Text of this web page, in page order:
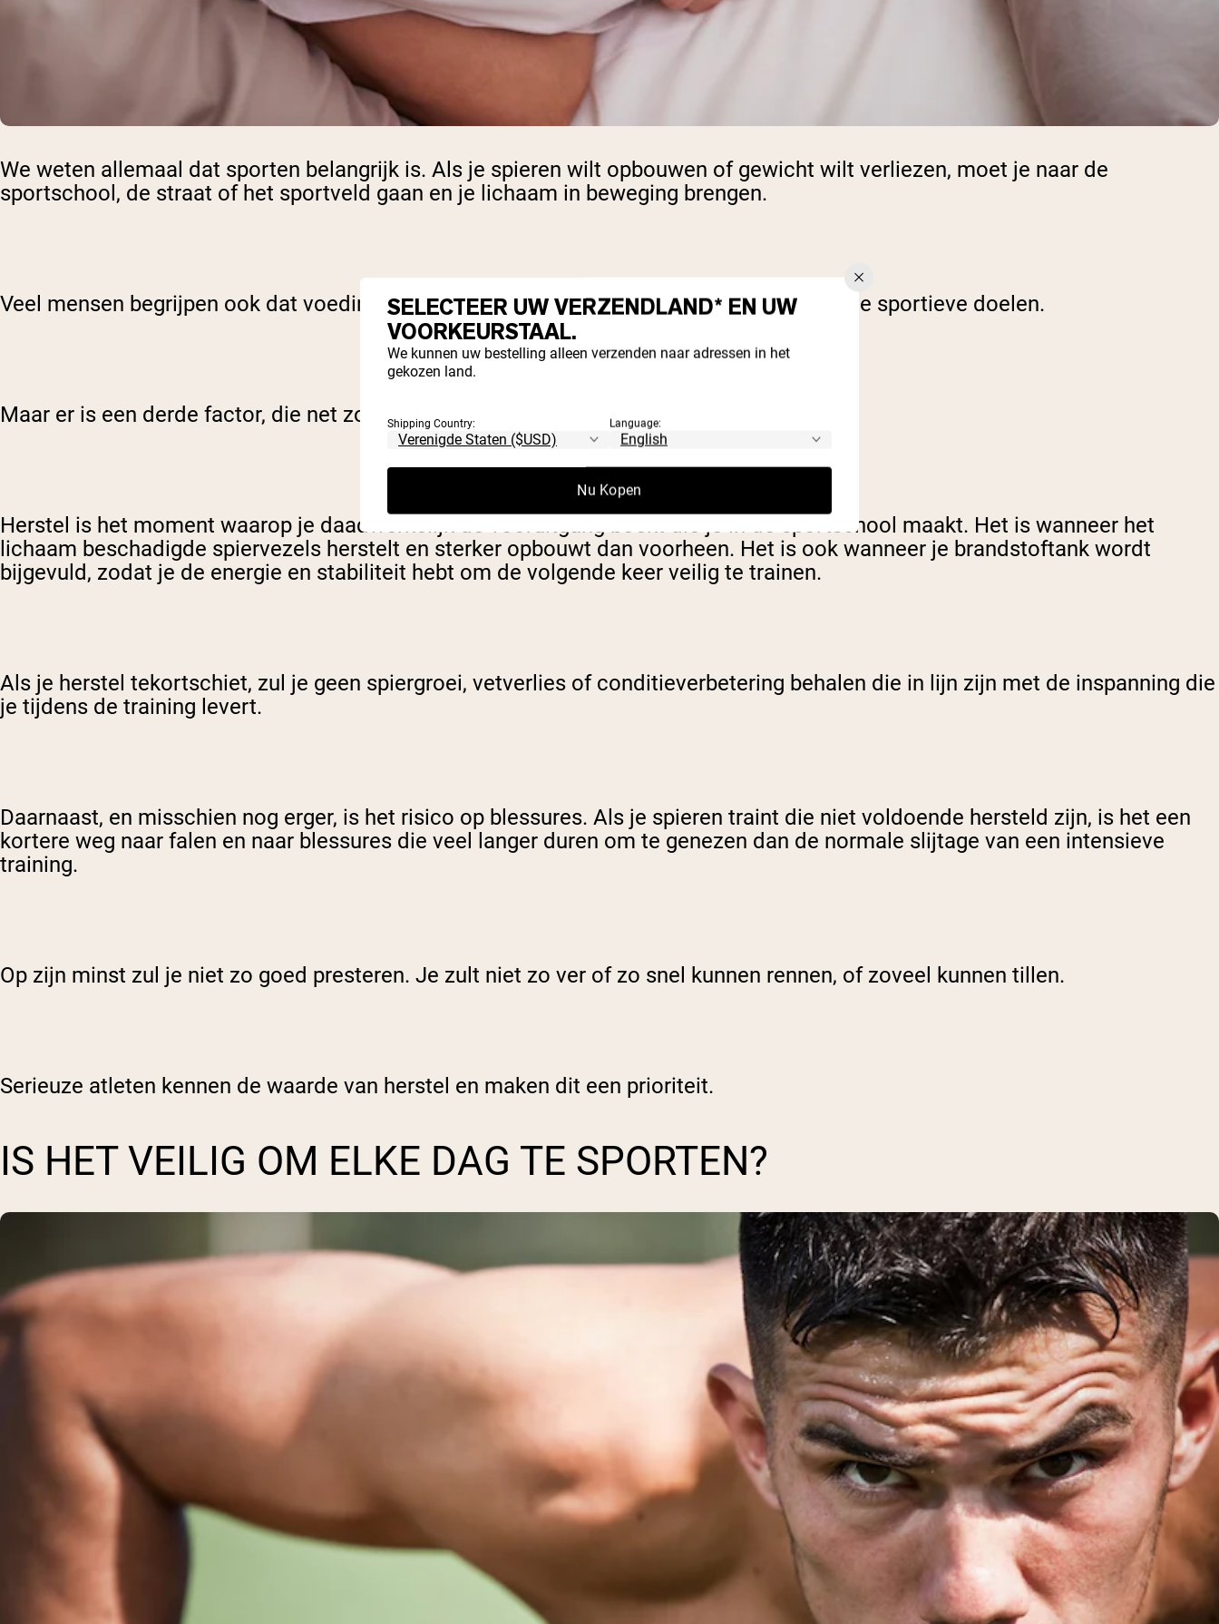
We weten allemaal dat sporten belangrijk is. Als je spieren wilt opbouwen of gewicht wilt verliezen, moet je naar de
sportschool, de straat of het sportveld gaan en je lichaam in beweging brengen.
Veel mensen begrijpen ook dat voeding een belangrijk onderdeel is van het bereiken van je sportieve doelen.
Maar er is een derde factor, die net zo belangrijk is als training en voeding - herstel.
Herstel is het moment waarop je daadwerkelijk de vooruitgang boekt die je in de sportschool maakt. Het is wanneer het
lichaam beschadigde spiervezels herstelt en sterker opbouwt dan voorheen. Het is ook wanneer je brandstoftank wordt
bijgevuld, zodat je de energie en stabiliteit hebt om de volgende keer veilig te trainen.
Als je herstel tekortschiet, zul je geen spiergroei, vetverlies of conditieverbetering behalen die in lijn zijn met de inspanning die
je tijdens de training levert.
Daarnaast, en misschien nog erger, is het risico op blessures. Als je spieren traint die niet voldoende hersteld zijn, is het een
kortere weg naar falen en naar blessures die veel langer duren om te genezen dan de normale slijtage van een intensieve
training.
Op zijn minst zul je niet zo goed presteren. Je zult niet zo ver of zo snel kunnen rennen, of zoveel kunnen tillen.
Serieuze atleten kennen de waarde van herstel en maken dit een prioriteit.
IS HET VEILIG OM ELKE DAG TE SPORTEN?
SELECTEER UW VERZENDLAND* EN UW
VOORKEURSTAAL.
We kunnen uw bestelling alleen verzenden naar adressen in het
gekozen land.
Shipping Country: Language:
Nu Kopen